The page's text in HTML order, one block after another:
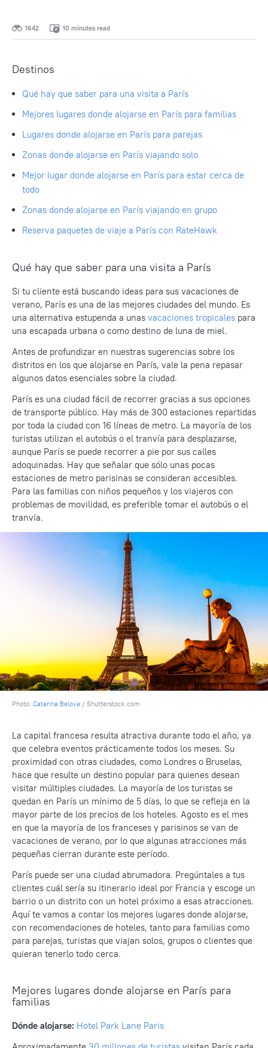
1642 10 minutes read
Destinos
Qué hay que saber para una visita a París
Mejores lugares donde alojarse en París para familias
Lugares donde alojarse en París para parejas
Zonas donde alojarse en París viajando solo
Mejor lugar donde alojarse en París para estar cerca de
todo
Zonas donde alojarse en París viajando en grupo
Reserva paquetes de viaje a París con RateHawk
Qué hay que saber para una visita a París
Si tu cliente está buscando ideas para sus vacaciones de
verano, París es una de las mejores ciudades del mundo. Es
una alternativa estupenda a unas vacaciones tropicales para
una escapada urbana o como destino de luna de miel.
Antes de profundizar en nuestras sugerencias sobre los
distritos en los que alojarse en París, vale la pena repasar
algunos datos esenciales sobre la ciudad.
París es una ciudad fácil de recorrer gracias a sus opciones
de transporte público. Hay más de 300 estaciones repartidas
por toda la ciudad con 16 líneas de metro. La mayoría de los
turistas utilizan el autobús o el tranvía para desplazarse,
aunque París se puede recorrer a pie por sus calles
adoquinadas. Hay que señalar que sólo unas pocas
estaciones de metro parisinas se consideran accesibles.
Para las familias con niños pequeños y los viajeros con
problemas de movilidad, es preferible tomar el autobús o el
tranvía.
Photo: Catarina Belova / Shutterstock.com
La capital francesa resulta atractiva durante todo el año, ya
que celebra eventos prácticamente todos los meses. Su
proximidad con otras ciudades, como Londres o Bruselas,
hace que resulte un destino popular para quienes desean
visitar múltiples ciudades. La mayoría de los turistas se
quedan en París un mínimo de 5 días, lo que se refleja en la
mayor parte de los precios de los hoteles. Agosto es el mes
en que la mayoría de los franceses y parisinos se van de
vacaciones de verano, por lo que algunas atracciones más
pequeñas cierran durante este período.
París puede ser una ciudad abrumadora. Pregúntales a tus
clientes cuál sería su itinerario ideal por Francia y escoge un
barrio o un distrito con un hotel próximo a esas atracciones.
Aquí te vamos a contar los mejores lugares donde alojarse,
con recomendaciones de hoteles, tanto para familias como
para parejas, turistas que viajan solos, grupos o clientes que
quieran tenerlo todo cerca.
Mejores lugares donde alojarse en París para
familias
Dónde alojarse: Hotel Park Lane Paris